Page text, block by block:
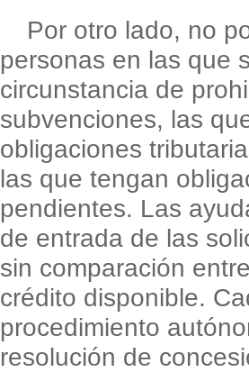
Por otro lado, no
personas en las que
circunstancia de
subvenciones, las
obligaciones
las que tengan
pendientes. Las
de entrada de las
sin comparación
crédito disponible.
procedimiento
resolución de